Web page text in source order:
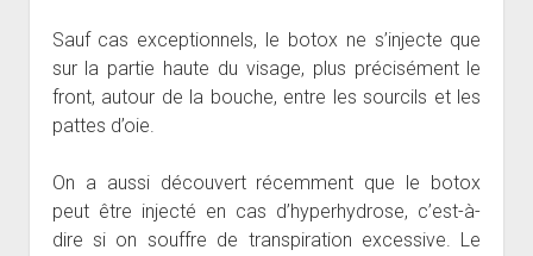
Sauf cas exceptionnels, le botox ne s’injecte que
sur la partie haute du visage, plus précisément le
front, autour de la bouche, entre les sourcils et les
pattes d’oie.
On a aussi découvert récemment que le botox
peut être injecté en cas d’hyperhydrose, c’est-à-
dire si on souffre de transpiration excessive. Le